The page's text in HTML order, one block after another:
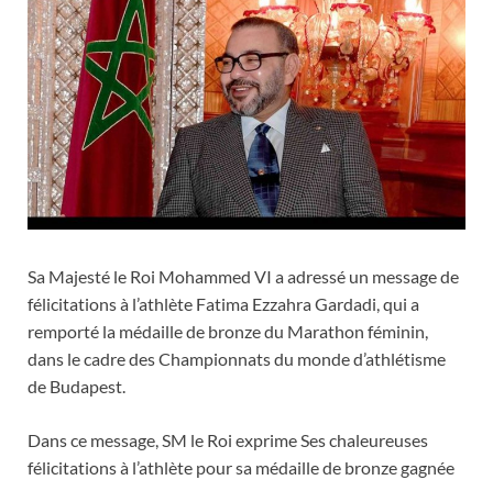
Sa Majesté le Roi Mohammed VI a adressé un message de
félicitations à l’athlète Fatima Ezzahra Gardadi, qui a
remporté la médaille de bronze du Marathon féminin,
dans le cadre des Championnats du monde d’athlétisme
de Budapest.
Dans ce message, SM le Roi exprime Ses chaleureuses
félicitations à l’athlète pour sa médaille de bronze gagnée